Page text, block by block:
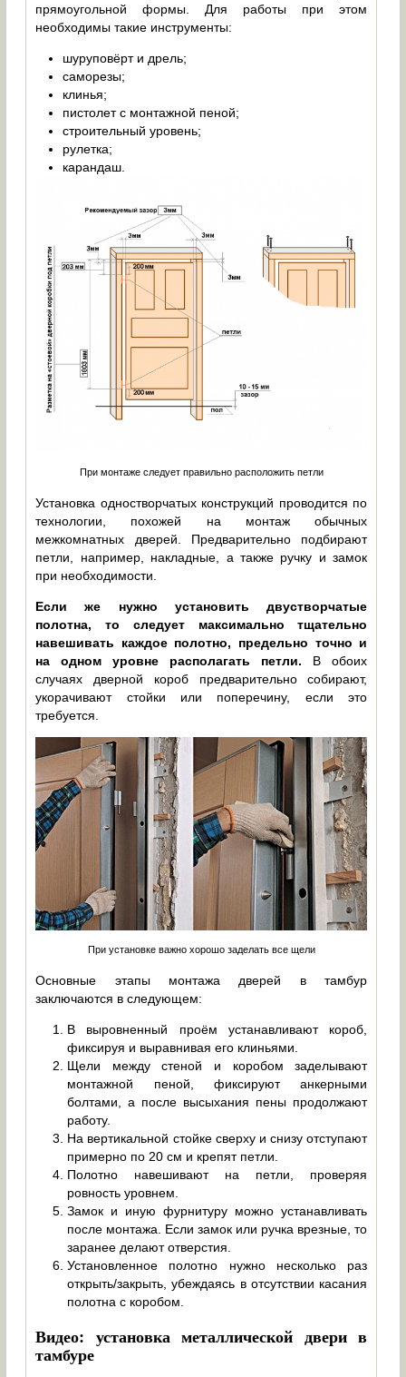
прямоугольной формы. Для работы при этом
необходимы такие инструменты:
шуруповёрт и дрель;
саморезы;
клинья;
пистолет с монтажной пеной;
строительный уровень;
рулетка;
карандаш.
При монтаже следует правильно расположить петли
Установка одностворчатых конструкций проводится по
технологии, похожей на монтаж обычных
межкомнатных дверей. Предварительно подбирают
петли, например, накладные, а также ручку и замок
при необходимости.
Если же нужно установить двустворчатые
полотна, то следует максимально тщательно
навешивать каждое полотно, предельно точно и
на одном уровне располагать петли. В обоих
случаях дверной короб предварительно собирают,
укорачивают стойки или поперечину, если это
требуется.
При установке важно хорошо заделать все щели
Основные этапы монтажа дверей в тамбур
заключаются в следующем:
В выровненный проём устанавливают короб,
фиксируя и выравнивая его клиньями.
Щели между стеной и коробом заделывают
монтажной пеной, фиксируют анкерными
болтами, а после высыхания пены продолжают
работу.
На вертикальной стойке сверху и снизу отступают
примерно по 20 см и крепят петли.
Полотно навешивают на петли, проверяя
ровность уровнем.
Замок и иную фурнитуру можно устанавливать
после монтажа. Если замок или ручка врезные, то
заранее делают отверстия.
Установленное полотно нужно несколько раз
открыть/закрыть, убеждаясь в отсутствии касания
полотна с коробом.
Видео: установка металлической двери в
тамбуре